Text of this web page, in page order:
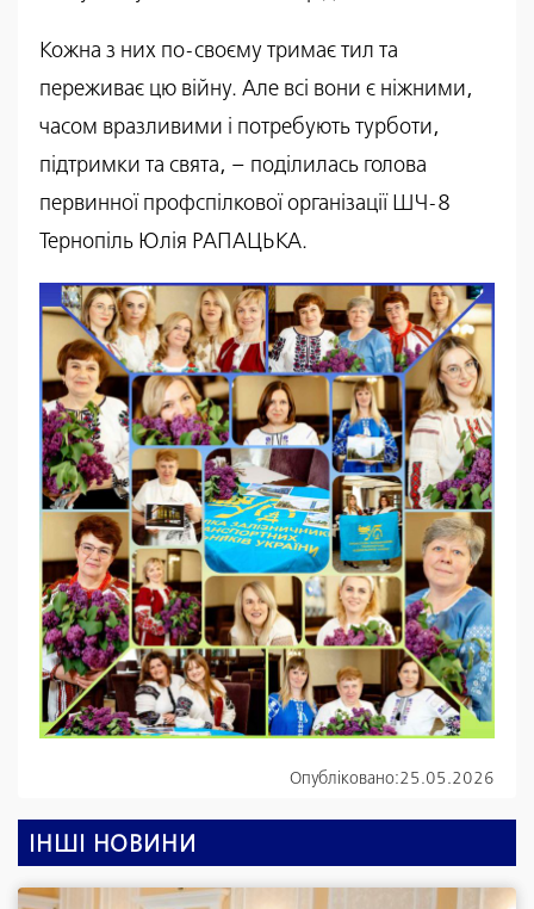
Кожна з них по-своєму тримає тил та
переживає цю війну. Але всі вони є ніжними,
часом вразливими і потребують турботи,
підтримки та свята, – поділилась голова
первинної профспілкової організації ШЧ-8
Тернопіль Юлія РАПАЦЬКА.
Опубліковано:25.05.2026
ІНШІ НОВИНИ